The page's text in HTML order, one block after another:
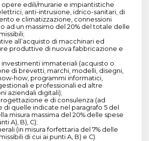
opere edili/murarie e impiantistiche
anti-intrusione, idrico-sanitari, di
e climatizzazione, connessioni
ad un massimo del 20% del totale delle
all’acquisto di macchinari ed
produttive di nuova fabbricazione e
investimenti immateriali (acquisto o
di brevetti, marchi, modelli, disegni,
how, programmi informatici,
e professionali ed altre
aziendali digitali);
e di consulenza (ad
di quelle indicate nel paragrafo 5 del
misura massima del 20% delle spese
A), B), C);
(in misura forfettaria del 7% delle
di cui ai punti A, B) e C).